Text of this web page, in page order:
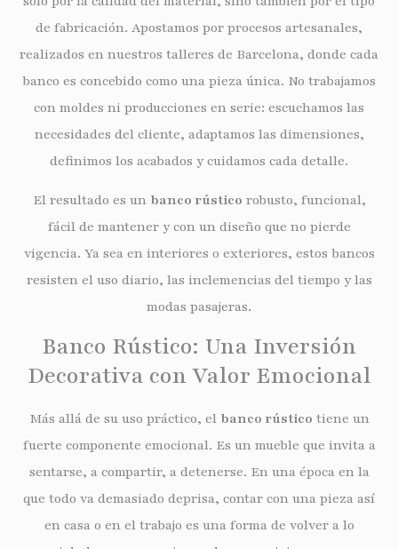
de fabricación. Apostamos por procesos artesanales,
realizados en nuestros talleres de Barcelona, donde cada
banco es concebido como una pieza única. No trabajamos
con moldes ni producciones en serie: escuchamos las
necesidades del cliente, adaptamos las dimensiones,
definimos los acabados y cuidamos cada detalle.
El resultado es un banco rústico robusto, funcional,
fácil de mantener y con un diseño que no pierde
vigencia. Ya sea en interiores o exteriores, estos bancos
resisten el uso diario, las inclemencias del tiempo y las
modas pasajeras.
Banco Rústico: Una Inversión
Decorativa con Valor Emocional
Más allá de su uso práctico, el banco rústico tiene un
fuerte componente emocional. Es un mueble que invita a
sentarse, a compartir, a detenerse. En una época en la
que todo va demasiado deprisa, contar con una pieza así
en casa o en el trabajo es una forma de volver a lo